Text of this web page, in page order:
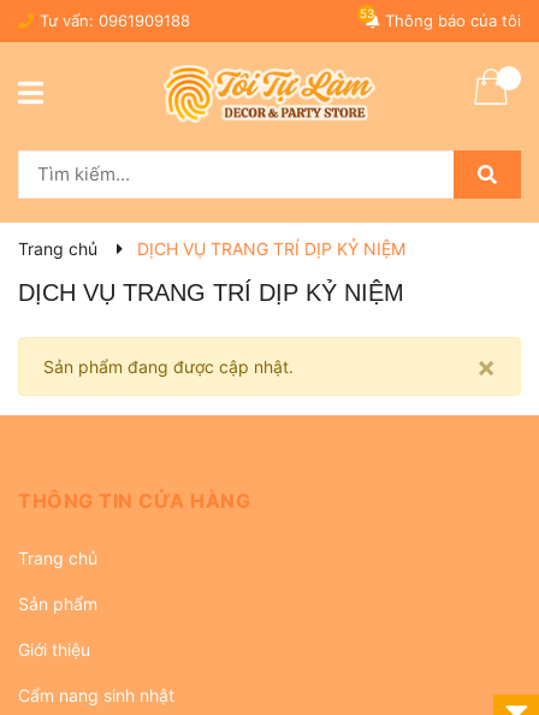
Tư vấn: 0961909188 Thông báo của tôi
53
Trang chủ DỊCH VỤ TRANG TRÍ DỊP KỶ NIỆM
DỊCH VỤ TRANG TRÍ DỊP KỶ NIỆM
×
Sản phẩm đang được cập nhật.
THÔNG TIN CỬA HÀNG
Trang chủ
Sản phẩm
Giới thiệu
Cẩm nang sinh nhật